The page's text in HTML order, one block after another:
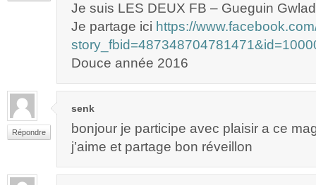
Je suis LES DEUX FB – Gueguin
Je partage ici https://
Douce année 2016
Répondre
senk
bonjour je participe avec plaisir a ce
j’aime et partage bon réveillon